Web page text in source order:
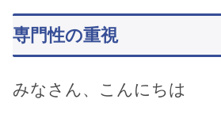
専門性の重視
みなさん、こんにちは